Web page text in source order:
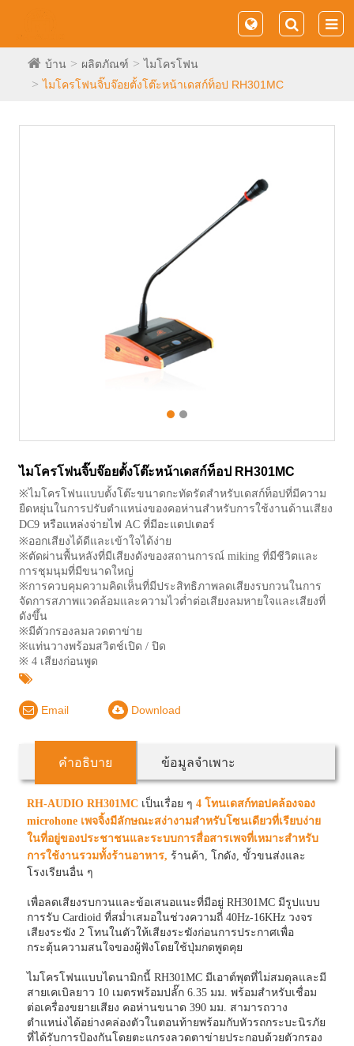
บ้าน ผลิตภัณฑ์
ไมโครโฟน
ไมโครโฟนจิ๊บจ๊อยตั้งโต๊ะหน้าเดสก์ท็อป RH301MC
ไมโครโฟนจิ๊บจ๊อยตั้งโต๊ะหน้าเดสก์ท็อป RH301MC
※ไมโครโฟนแบบตั้งโต๊ะขนาดกะทัดรัดสำหรับเดสก์ท็อปที่มีความ
ยืดหยุ่นในการปรับตำแหน่งของคอห่านสำหรับการใช้งานด้านเสียง
DC9 หรือแหล่งจ่ายไฟ AC ที่มีอะแดปเตอร์
※ออกเสียงได้ดีและเข้าใจได้ง่าย
※ตัดผ่านพื้นหลังที่มีเสียงดังของสถานการณ์ miking ที่มีชีวิตและ
การชุมนุมที่มีขนาดใหญ่
※การควบคุมความคิดเห็นที่มีประสิทธิภาพลดเสียงรบกวนในการ
จัดการสภาพแวดล้อมและความไวต่ำต่อเสียงลมหายใจและเสียงที่
ดังขึ้น
※มีตัวกรองลมลวดตาข่าย
※แท่นวางพร้อมสวิตช์เปิด / ปิด
※ 4 เสียงก่อนพูด
Email Download
คำอธิบาย ข้อมูลจำเพาะ
RH-AUDIO RH301MC เป็นเรื่อย ๆ4 โทนเดสก์ทอปคล้องจอง
microhone เพจจิ้งมีลักษณะสง่างามสำหรับโซนเดียวที่เรียบง่าย
ในที่อยู่ของประชาชนและระบบการสื่อสารเพจที่เหมาะสำหรับ
การใช้งานรวมทั้งร้านอาหาร, ร้านค้า, โกดัง, ขั้วขนส่งและ
โรงเรียนอื่น ๆ
เพื่อลดเสียงรบกวนและข้อเสนอแนะที่มีอยู่ RH301MC มีรูปแบบ
การรับ Cardioid ที่สม่ำเสมอในช่วงความถี่ 40Hz-16KHz วงจร
เสียงระฆัง 2 โทนในตัวให้เสียงระฆังก่อนการประกาศเพื่อ
กระตุ้นความสนใจของผู้ฟังโดยใช้ปุ่มกดพูดคุย
ไมโครโฟนแบบไดนามิกนี้ RH301MC มีเอาต์พุตที่ไม่สมดุลและมี
สายเคเบิลยาว 10 เมตรพร้อมปลั๊ก 6.35 มม. พร้อมสำหรับเชื่อม
ต่อเครื่องขยายเสียง คอห่านขนาด 390 มม. สามารถวาง
ตำแหน่งได้อย่างคล่องตัวในตอนท้ายพร้อมกับหัวรถกระบะนิรภัย
ที่ได้รับการป้องกันโดยตะแกรงลวดตาข่ายประกอบด้วยตัวกรอง